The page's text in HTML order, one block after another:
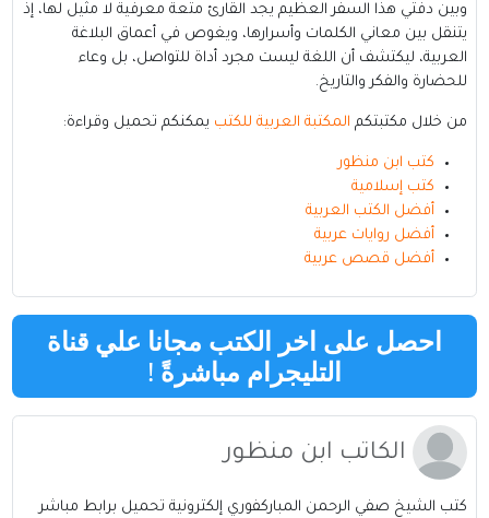
وبين دفتي هذا السفر العظيم يجد القارئ متعة معرفية لا مثيل لها، إذ
يتنقل بين معاني الكلمات وأسرارها، ويغوص في أعماق البلاغة
العربية، ليكتشف أن اللغة ليست مجرد أداة للتواصل، بل وعاء
للحضارة والفكر والتاريخ.
من خلال مكتبتكم المكتبة العربية للكتب يمكنكم تحميل وقراءة:
كتب ابن منظور
كتب إسلامية
أفضل الكتب العربية
أفضل روايات عربية
أفضل قصص عربية
احصل على اخر الكتب مجانا علي قناة
التليجرام مباشرةً !
الكاتب ابن منظور
كتب الشيخ صفي الرحمن المباركفوري إلكترونية تحميل برابط مباشر